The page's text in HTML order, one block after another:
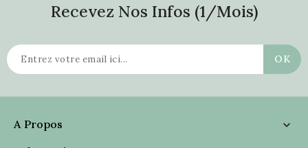
Recevez Nos Infos (1/mois)
A Propos
